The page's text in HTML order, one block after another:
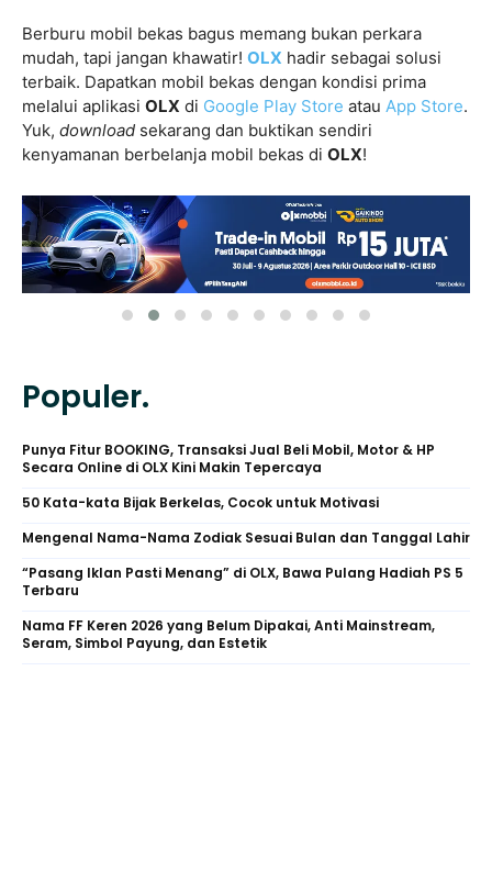
Berburu mobil bekas bagus memang bukan perkara
mudah, tapi jangan khawatir! OLX hadir sebagai solusi
terbaik. Dapatkan mobil bekas dengan kondisi prima
melalui aplikasi OLX di Google Play Store atau App Store.
Yuk, download sekarang dan buktikan sendiri
kenyamanan berbelanja mobil bekas di OLX!
Populer.
Punya Fitur BOOKING, Transaksi Jual Beli Mobil, Motor & HP
Secara Online di OLX Kini Makin Tepercaya
50 Kata-kata Bijak Berkelas, Cocok untuk Motivasi
Mengenal Nama-Nama Zodiak Sesuai Bulan dan Tanggal Lahir
“Pasang Iklan Pasti Menang” di OLX, Bawa Pulang Hadiah PS 5
Terbaru
Nama FF Keren 2026 yang Belum Dipakai, Anti Mainstream,
Seram, Simbol Payung, dan Estetik